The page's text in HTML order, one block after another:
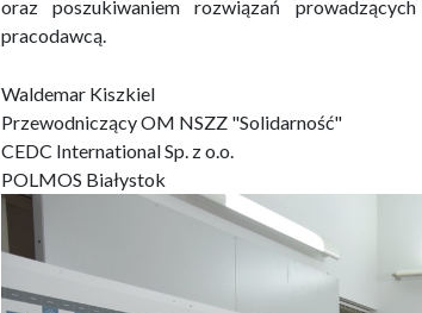
oraz poszukiwaniem rozwiązań
pracodawcą.
Waldemar Kiszkiel
Przewodniczący OM NSZZ "Solidarność"
CEDC International Sp. z o.o.
POLMOS Białystok